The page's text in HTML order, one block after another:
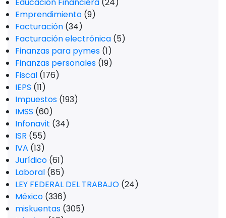
Emprendimiento (9)
Facturación (34)
Facturación electrónica (5)
Finanzas para pymes (1)
Finanzas personales (19)
Fiscal (176)
IEPS (11)
Impuestos (193)
IMSS (60)
Infonavit (34)
ISR (55)
IVA (13)
Jurídico (61)
Laboral (85)
LEY FEDERAL DEL TRABAJO (24)
México (336)
miskuentas (305)